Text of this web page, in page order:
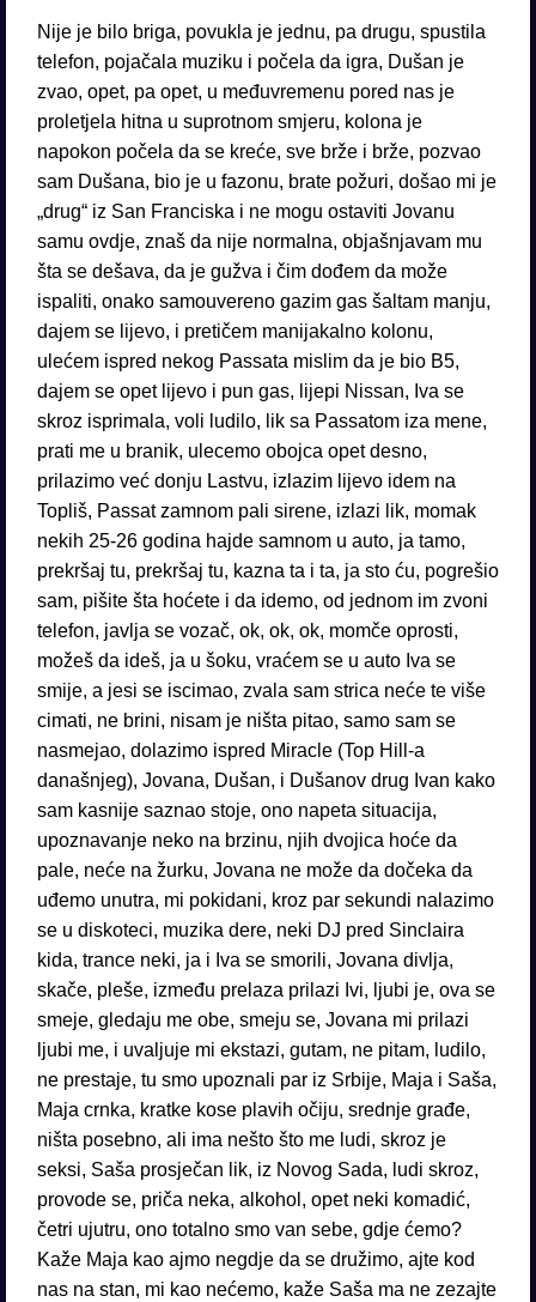
Nije je bilo briga, povukla je jednu, pa drugu, spustila
telefon, pojačala muziku i počela da igra, Dušan je
zvao, opet, pa opet, u međuvremenu pored nas je
proletjela hitna u suprotnom smjeru, kolona je
napokon počela da se kreće, sve brže i brže, pozvao
sam Dušana, bio je u fazonu, brate požuri, došao mi je
„drug“ iz San Franciska i ne mogu ostaviti Jovanu
samu ovdje, znaš da nije normalna, objašnjavam mu
šta se dešava, da je gužva i čim dođem da može
ispaliti, onako samouvereno gazim gas šaltam manju,
dajem se lijevo, i pretičem manijakalno kolonu,
ulećem ispred nekog Passata mislim da je bio B5,
dajem se opet lijevo i pun gas, lijepi Nissan, Iva se
skroz isprimala, voli ludilo, lik sa Passatom iza mene,
prati me u branik, ulecemo obojca opet desno,
prilazimo već donju Lastvu, izlazim lijevo idem na
Topliš, Passat zamnom pali sirene, izlazi lik, momak
nekih 25-26 godina hajde samnom u auto, ja tamo,
prekršaj tu, prekršaj tu, kazna ta i ta, ja sto ću, pogrešio
sam, pišite šta hoćete i da idemo, od jednom im zvoni
telefon, javlja se vozač, ok, ok, ok, momče oprosti,
možeš da ideš, ja u šoku, vraćem se u auto Iva se
smije, a jesi se iscimao, zvala sam strica neće te više
cimati, ne brini, nisam je ništa pitao, samo sam se
nasmejao, dolazimo ispred Miracle (Top Hill-a
današnjeg), Jovana, Dušan, i Dušanov drug Ivan kako
sam kasnije saznao stoje, ono napeta situacija,
upoznavanje neko na brzinu, njih dvojica hoće da
pale, neće na žurku, Jovana ne može da dočeka da
uđemo unutra, mi pokidani, kroz par sekundi nalazimo
se u diskoteci, muzika dere, neki DJ pred Sinclaira
kida, trance neki, ja i Iva se smorili, Jovana divlja,
skače, pleše, između prelaza prilazi Ivi, ljubi je, ova se
smeje, gledaju me obe, smeju se, Jovana mi prilazi
ljubi me, i uvaljuje mi ekstazi, gutam, ne pitam, ludilo,
ne prestaje, tu smo upoznali par iz Srbije, Maja i Saša,
Maja crnka, kratke kose plavih očiju, srednje građe,
ništa posebno, ali ima nešto što me ludi, skroz je
seksi, Saša prosječan lik, iz Novog Sada, ludi skroz,
provode se, priča neka, alkohol, opet neki komadić,
četri ujutru, ono totalno smo van sebe, gdje ćemo?
Kaže Maja kao ajmo negdje da se družimo, ajte kod
nas na stan, mi kao nećemo, kaže Saša ma ne zezajte